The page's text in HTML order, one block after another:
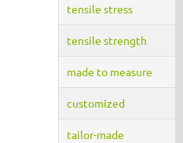
tensile stress
tensile strength
made to measure
customized
tailor-made